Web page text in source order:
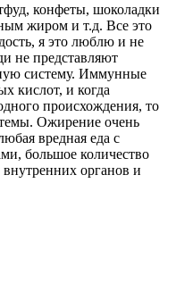
конфеты, шоколадки
жиром и т.д. Все это
я это люблю и не
не представляют
систему. Иммунные
кислот, и когда
происхождения, то
Ожирение очень
вредная еда с
большое количество
органов и